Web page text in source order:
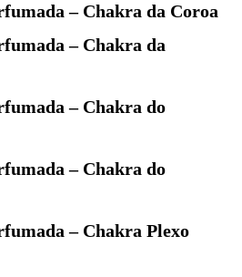
– Chakra da Coroa
– Chakra da
– Chakra do
– Chakra do
– Chakra Plexo